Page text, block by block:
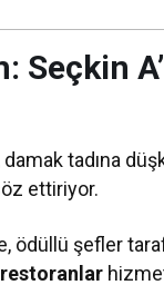
Seçkin
tadına
ettiriyor.
ödüllü şefler
restoranlar